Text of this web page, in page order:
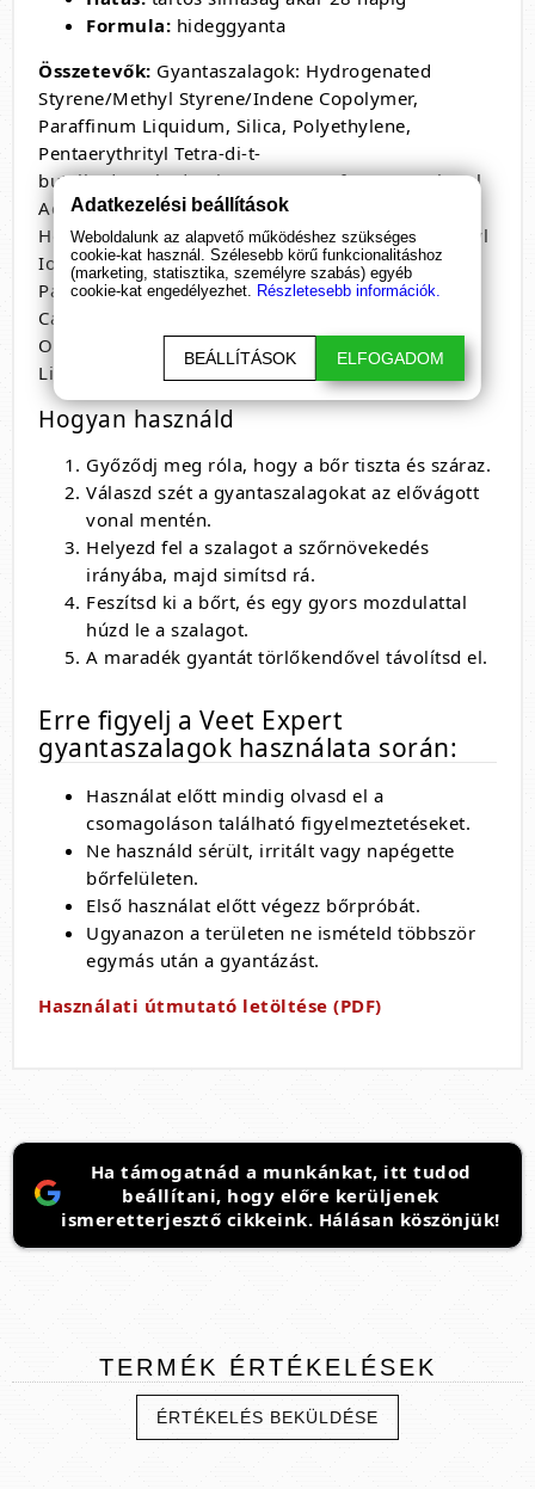
Formula: hideggyanta
Összetevők: Gyantaszalagok: Hydrogenated
Styrene/Methyl Styrene/Indene Copolymer,
Paraffinum Liquidum, Silica, Polyethylene,
Pentaerythrityl Tetra-di-t-
butylhydroxyhydrocinnamate, Parfum, Tocopheryl
Acetate, Prunus Amygdalus Dulcis Oil, Linalool,
Hexyl Cinnamal, Benzyl Salicylate, Alpha-Isomethyl
Ionone, CI 77891, CI 77007, Törlökendők:
Paraffinum Liquidum, Hexyldecyl Stearate,
Camelina Sativa Seed Oil, Argania Spinosa Kernel
Oil, Parfum, Benzyl Salicylate, Hexyl Cinnamal,
Linalool
Hogyan használd
Győződj meg róla, hogy a bőr tiszta és száraz.
Válaszd szét a gyantaszalagokat az elővágott
vonal mentén.
Helyezd fel a szalagot a szőrnövekedés
irányába, majd simítsd rá.
Feszítsd ki a bőrt, és egy gyors mozdulattal
húzd le a szalagot.
A maradék gyantát törlőkendővel távolítsd el.
Erre figyelj a Veet Expert
gyantaszalagok használata során:
Használat előtt mindig olvasd el a
csomagoláson található figyelmeztetéseket.
Ne használd sérült, irritált vagy napégette
bőrfelületen.
Első használat előtt végezz bőrpróbát.
Ugyanazon a területen ne ismételd többször
egymás után a gyantázást.
Használati útmutató letöltése (PDF)
Ha támogatnád a munkánkat, itt tudod
beállítani, hogy előre kerüljenek
ismeretterjesztő cikkeink. Hálásan köszönjük!
TERMÉK ÉRTÉKELÉSEK
ÉRTÉKELÉS BEKÜLDÉSE
Adatkezelési beállítások
Weboldalunk az alapvető működéshez szükséges
cookie-kat használ. Szélesebb körű funkcionalitáshoz
(marketing, statisztika, személyre szabás) egyéb
cookie-kat engedélyezhet. Részletesebb információk.
BEÁLLÍTÁSOK ELFOGADOM